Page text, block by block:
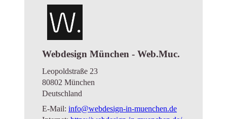
Webdesign München - Web.Muc.
Leopoldstraße 23
80802 München
Deutschland
E-Mail: info@webdesign-in-muenchen.de